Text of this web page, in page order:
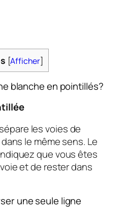
[Afficher]
blanche en pointillés?
sépare les voies de
le même sens. Le
que vous êtes
et de rester dans
une seule ligne